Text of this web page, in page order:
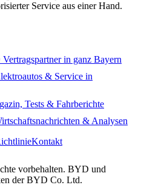
Service aus einer Hand.
in ganz Bayern
& Service in
Tests & Fahrberichte
& Analysen
Kontakt
vorbehalten. BYD und
der BYD Co. Ltd.